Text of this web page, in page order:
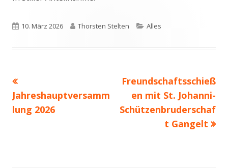
Veröffentlicht
10. März 2026 Autor
Thorsten Stelten Kategorien
Alles
Beitrags-
Navigation
Beitrag:
Jahreshauptversamm
lung 2026
Nächster
Beitrag
Freundschaftsschieß
en mit St. Johanni-
Schützenbruderschaf
t Gangelt